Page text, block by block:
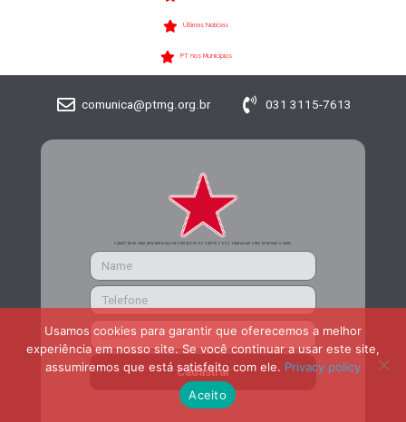
Últimas Notícias
PT nos Municípios
comunica@ptmg.org.br 031 3115-7613
CADASTRE-SE PARA RECEBER MAIS INFORMAÇÕES DO PARTIDO DOS TRABALHADORES DE MINAS GERAIS
Cadastrar
Usamos cookies para garantir que oferecemos a melhor
experiência em nosso site. Se você continuar a usar este site,
assumiremos que está satisfeito com ele. Privacy policy
Aceito